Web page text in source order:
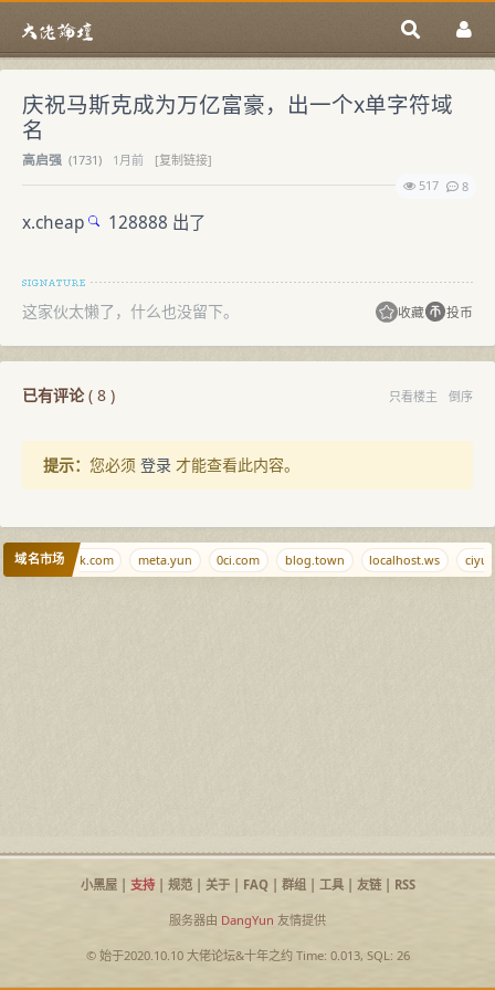
庆祝马斯克成为万亿富豪，出一个x单字符域
名
高启强 (1731) 1月前
[复制链接]
517
8
x.cheap 128888 出了
这家伙太懒了，什么也没留下。 收藏 投币
已有评论( 8 ) 只看楼主 倒序
提示： 您必须 登录 才能查看此内容。
域名市场vmdisk.com meta.yun 0ci.com blog.town localhost.ws
小黑屋| 支持| 规范| 关于| FAQ| 群组| 工具| 友链| RSS
服务器由 DangYun 友情提供
© 始于2020.10.10 大佬论坛&十年之约Time: 0.013, SQL: 26